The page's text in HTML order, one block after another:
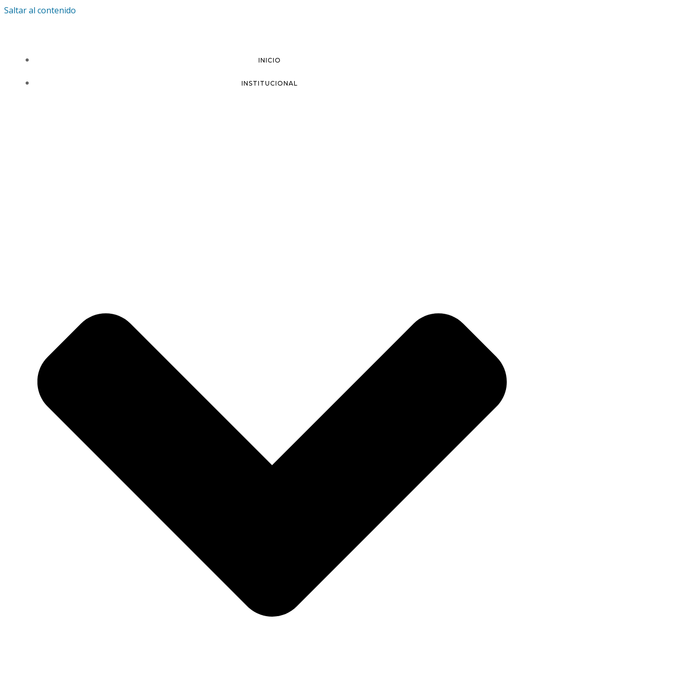
Saltar al contenido
INICIO
INSTITUCIONAL